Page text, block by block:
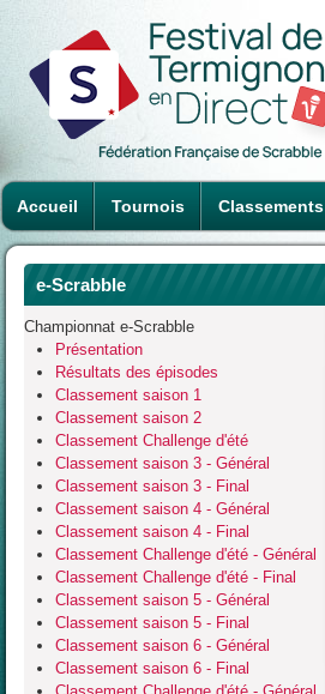
Accueil Tournois Classements
e-Scrabble
Championnat e-Scrabble
Présentation
Résultats des épisodes
Classement saison 1
Classement saison 2
Classement Challenge d'été
Classement saison 3 - Général
Classement saison 3 - Final
Classement saison 4 - Général
Classement saison 4 - Final
Classement Challenge d'été - Général
Classement Challenge d'été - Final
Classement saison 5 - Général
Classement saison 5 - Final
Classement saison 6 - Général
Classement saison 6 - Final